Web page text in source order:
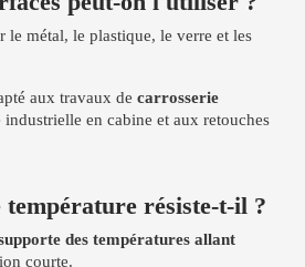
le métal, le plastique, le verre et les
aux travaux de carrosserie
industrielle en cabine et aux retouches
température résiste-t-il ?
des températures allant
courte.